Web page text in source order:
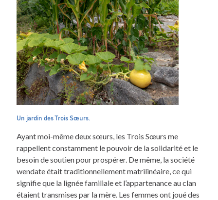
Un jardin des Trois Sœurs.
Ayant moi-même deux sœurs, les Trois Sœurs me
rappellent constamment le pouvoir de la solidarité et le
besoin de soutien pour prospérer. De même, la société
wendate était traditionnellement matrilinéaire, ce qui
signifie que la lignée familiale et l’appartenance au clan
étaient transmises par la mère. Les femmes ont joué des